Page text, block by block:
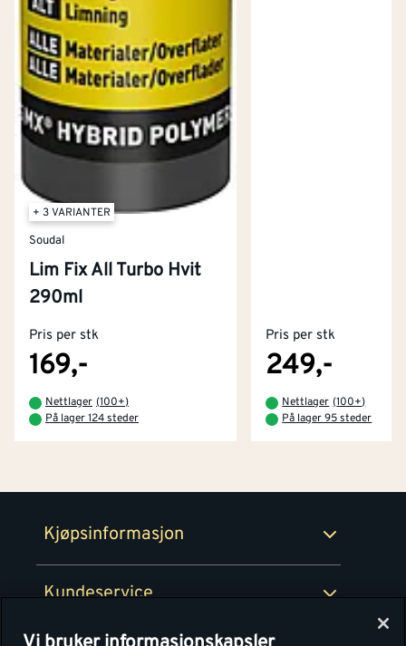
+ 3 VARIANTER
Soudal
Lim Fix All Turbo Hvit
290ml
Pris per stk
169,-
Nettlager (100+)
På lager 124 steder
Pris per stk
249,-
Nettlager (100+)
På lager 95 steder
Kjøpsinformasjon
Kjøpsbetingelser
Retur- og angrerettsskjema
Kundeservice
Kontakt oss
Tjenester
Montér Klubb
Om Montér
Byggevarehus og åpningstider
Prismatch
Personvern